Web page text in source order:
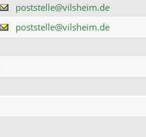
poststelle@vilsheim.de
poststelle@vilsheim.de